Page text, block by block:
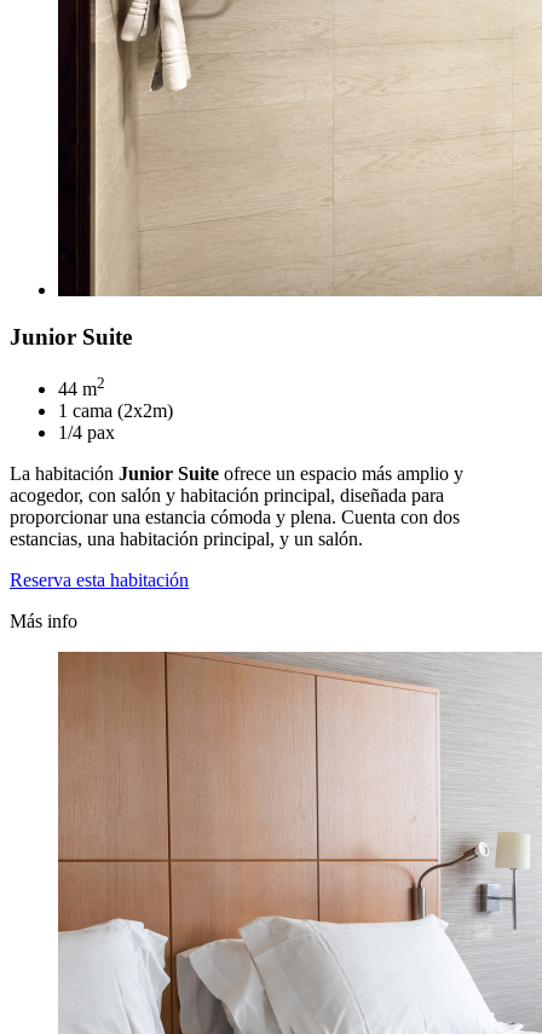
Junior Suite
44 m2
1 cama (2x2m)
1/4 pax
La habitación Junior Suite ofrece un espacio más amplio y
acogedor, con salón y habitación principal, diseñada para
proporcionar una estancia cómoda y plena. Cuenta con dos
estancias, una habitación principal, y un salón.
Reserva esta habitación
Más info